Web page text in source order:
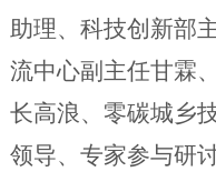
助理、科技创新部
流中心副主任甘霖、
长高浪、零碳城乡
领导、专家参与研